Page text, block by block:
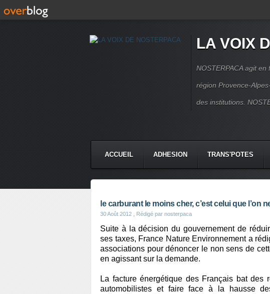
LA VOIX
NOSTERPACA agit
région Provence-
des institutions.
ACCUEIL ADHESION TRANS'POTES
le carburant le moins cher, c’est celui que l’on
30 Août 2012 , Rédigé par nosterpaca
Suite à la décision du gouvernement de
ses taxes, France Nature Environnement a
associations pour dénoncer le non sens de
en agissant sur la demande.
La facture énergétique des Français bat des
automobilistes et faire face à la hausse